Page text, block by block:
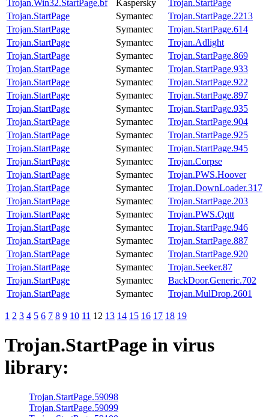
Trojan.Win32.StartPage.bf
Kaspersky
Trojan.StartPage
Trojan.StartPage
Symantec
Trojan.StartPage.2213
Trojan.StartPage
Symantec
Trojan.StartPage.614
Trojan.StartPage
Symantec
Trojan.Adlight
Trojan.StartPage
Symantec
Trojan.StartPage.869
Trojan.StartPage
Symantec
Trojan.StartPage.933
Trojan.StartPage
Symantec
Trojan.StartPage.922
Trojan.StartPage
Symantec
Trojan.StartPage.897
Trojan.StartPage
Symantec
Trojan.StartPage.935
Trojan.StartPage
Symantec
Trojan.StartPage.904
Trojan.StartPage
Symantec
Trojan.StartPage.925
Trojan.StartPage
Symantec
Trojan.StartPage.945
Trojan.StartPage
Symantec
Trojan.Corpse
Trojan.StartPage
Symantec
Trojan.PWS.Hoover
Trojan.StartPage
Symantec
Trojan.DownLoader.317
Trojan.StartPage
Symantec
Trojan.StartPage.203
Trojan.StartPage
Symantec
Trojan.PWS.Qqtt
Trojan.StartPage
Symantec
Trojan.StartPage.946
Trojan.StartPage
Symantec
Trojan.StartPage.887
Trojan.StartPage
Symantec
Trojan.StartPage.920
Trojan.StartPage
Symantec
Trojan.Seeker.87
Trojan.StartPage
Symantec
BackDoor.Generic.702
Trojan.StartPage
Symantec Trojan.MulDrop.2601
1 2 3 4 5 6 7 8 9 10 11 12 13 14 15 16 17 18 19
Trojan.StartPage in virus
library:
Trojan.StartPage.59098
Trojan.StartPage.59099